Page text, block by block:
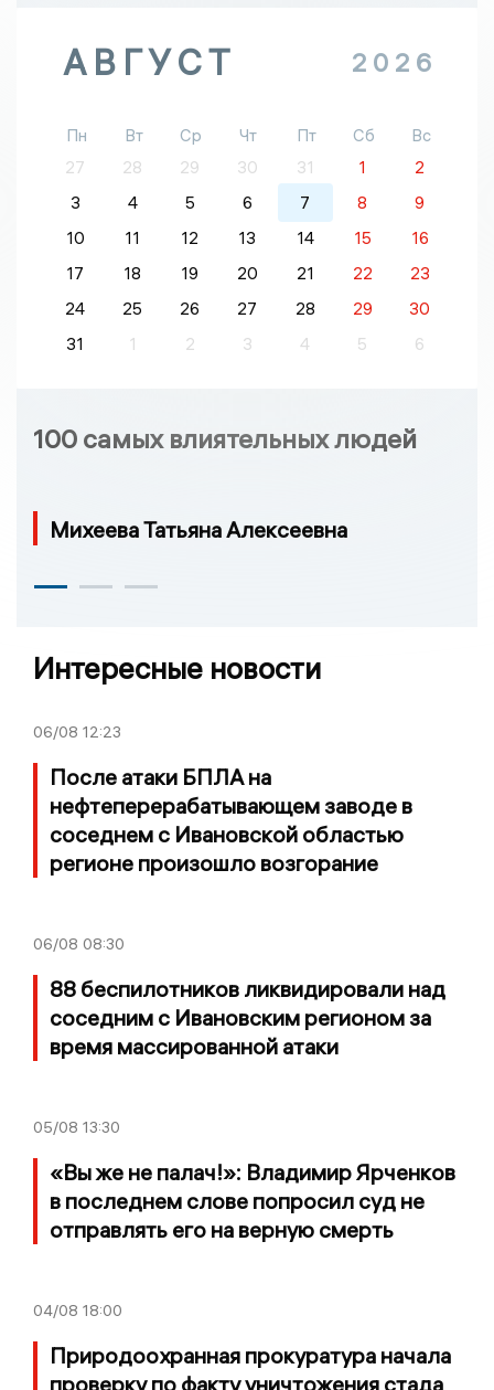
АВГУСТ 2026
Пн Вт Ср Чт Пт Сб
Вс
27
28 29 30 31 1
2
3
4 5 6 7 8
9
10
11 12 13 14 15
16
17
18 19 20 21 22
23
24
25 26 27 28 29
30
31
1 2 3 4 5 6
100 самых влиятельных людей
Михеева Татьяна Алексеевна
Интересные новости
06/08 12:23
После атаки БПЛА на
нефтеперерабатывающем заводе в
соседнем с Ивановской областью
регионе произошло возгорание
06/08 08:30
88 беспилотников ликвидировали над
соседним с Ивановским регионом за
время массированной атаки
05/08 13:30
«Вы же не палач!»: Владимир Ярченков
в последнем слове попросил суд не
отправлять его на верную смерть
04/08 18:00
Природоохранная прокуратура начала
проверку по факту уничтожения стада